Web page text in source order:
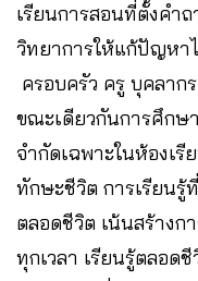
เรียนการสอนที่ตั้งคำ
วิทยาการให้แก้ปัญหา
ครอบครัว ครู บุคลา
ขณะเดียวกันการศึกษ
จำกัดเฉพาะในห้องเ
ทักษะชีวิต การเรียนรู้
ตลอดชีวิต เน้นสร้างก
ทุกเวลา เรียนรู้ตลอด